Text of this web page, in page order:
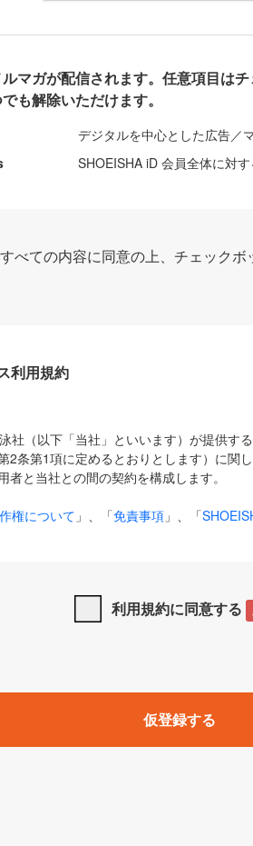
マガが配信されます。任意項目は
も解除いただけます。
デジタルを中心とした広告／
SHOEISHA iD 会員全体に対
べての内容に同意の上、チェック
利用規約
社（以下「当社」といいます）が提供す
2条第1項に定めるとおりとします）に関
者と当社との間の契約を構成します。
権について 」、「免責事項 」、「
て適用されるものとします。
社が提供する以下のサービス（名称や内
スに関連して当社が実施するイベントやキ
「CodeZine」「MarkeZine」「
利用規約に同意する
仮登録する